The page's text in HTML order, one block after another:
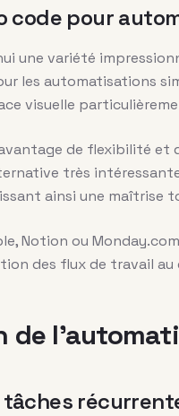
code pour
une variété
les automatisations
visuelle
de flexibilité et
très
ainsi une maîtrise
Notion ou
des flux de travail au
de